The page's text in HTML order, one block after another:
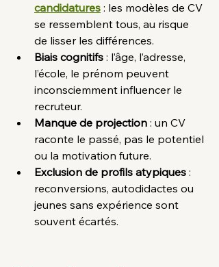
candidatures : les modèles de CV
se ressemblent tous, au risque
de lisser les différences.
Biais cognitifs : l’âge, l’adresse,
l’école, le prénom peuvent
inconsciemment influencer le
recruteur.
Manque de projection : un CV
raconte le passé, pas le potentiel
ou la motivation future.
Exclusion de profils atypiques :
reconversions, autodidactes ou
jeunes sans expérience sont
souvent écartés.